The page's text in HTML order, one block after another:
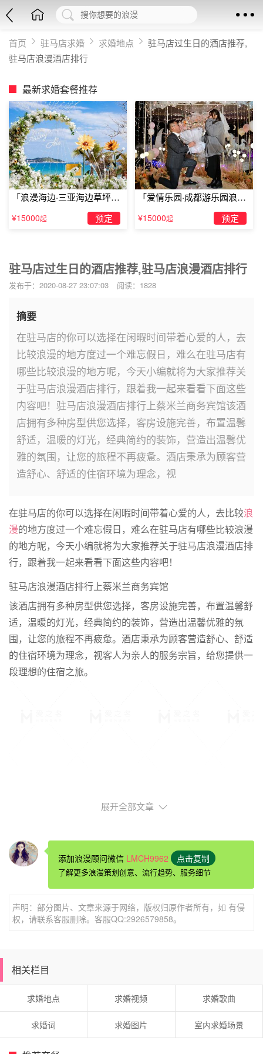
首页 驻马店求婚 求婚地点
驻马店过生日的酒店推荐,
驻马店浪漫酒店排行
最新求婚套餐推荐
「浪漫海边·三亚海边草坪浪
漫求婚」
¥15000起 预定
「爱情乐园·成都游乐园浪漫
求婚」
¥15000起 预定
驻马店过生日的酒店推荐,驻马店浪漫酒店排行
发布于：2020-08-27 23:07:03 阅读：1828
摘要
在驻马店的你可以选择在闲暇时间带着心爱的人，去
比较浪漫的地方度过一个难忘假日，难么在驻马店有
哪些比较浪漫的地方呢，今天小编就将为大家推荐关
于驻马店浪漫酒店排行，跟着我一起来看看下面这些
内容吧！驻马店浪漫酒店排行上蔡米兰商务宾馆该酒
店拥有多种房型供您选择，客房设施完善，布置温馨
舒适，温暖的灯光，经典简约的装饰，营造出温馨优
雅的氛围，让您的旅程不再疲惫。酒店秉承为顾客营
造舒心、舒适的住宿环境为理念，视
在驻马店的你可以选择在闲暇时间带着心爱的人，去比较浪
漫的地方度过一个难忘假日，难么在驻马店有哪些比较浪漫
的地方呢，今天小编就将为大家推荐关于驻马店浪漫酒店排
行，跟着我一起来看看下面这些内容吧！
驻马店浪漫酒店排行上蔡米兰商务宾馆
该酒店拥有多种房型供您选择，客房设施完善，布置温馨舒
适，温暖的灯光，经典简约的装饰，营造出温馨优雅的氛
围，让您的旅程不再疲惫。酒店秉承为顾客营造舒心、舒适
的住宿环境为理念，视客人为亲人的服务宗旨，给您提供一
段理想的住宿之旅。
驻马店过生日的酒店推荐遂平电力宾馆
择，大约距此21km。酒店提供的休闲设施，旨在为旅客营
展开全部文章
添加浪漫顾问微信 LMCH9962 点击复制
了解更多浪漫策划创意、流行趋势、服务细节
声明：部分图片、文章来源于网络，版权归原作者所有，如 有侵
权，请联系客服删除。客服QQ:2926579858。
相关栏目
求婚地点 求婚视频 求婚歌曲
求婚词 求婚图片 室内求婚场景